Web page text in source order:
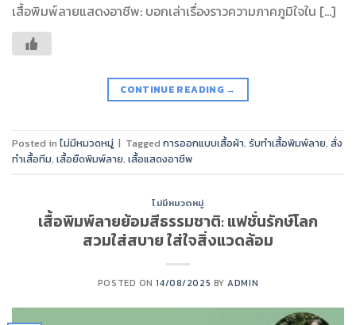
เสื้อพิมพ์ลายแสดงอาชีพ: บอกเล่าเรื่องราวความภาคภูมิใจใน […]
CONTINUE READING →
Posted in ไม่มีหมวดหมู่ | Tagged การออกแบบเสื้อผ้า, รับทำเสื้อพิมพ์ลาย, สั่ง
ทำเสื้อทีม, เสื้อยืดพิมพ์ลาย, เสื้อแสดงอาชีพ
ไม่มีหมวดหมู่
เสื้อพิมพ์ลายย้อมสีธรรมชาติ: แฟชั่นรักษ์โลก
สวมใส่สบาย ใส่ใจสิ่งแวดล้อม
POSTED ON14/08/2025 BYADMIN